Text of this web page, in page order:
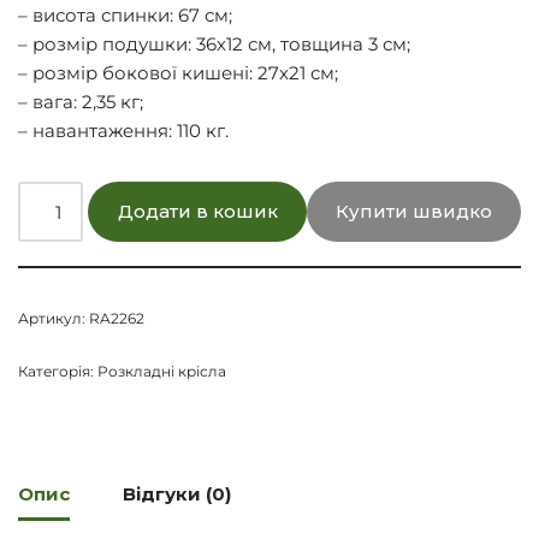
– висота спинки: 67 см;
– розмір подушки: 36х12 см, товщина 3 см;
– розмір бокової кишені: 27х21 см;
– вага: 2,35 кг;
– навантаження: 110 кг.
Додати в кошик Купити швидко
Артикул: RA2262
Категорія: Розкладні крісла
Опис Відгуки (0)